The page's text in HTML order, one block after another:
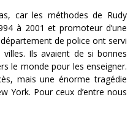
car les méthodes de Rudy
à 2001 et promoteur d’une
de police ont servi
villes. Ils avaient de si bonnes
le monde pour les enseigner.
mais une énorme tragédie
York. Pour ceux d’entre nous